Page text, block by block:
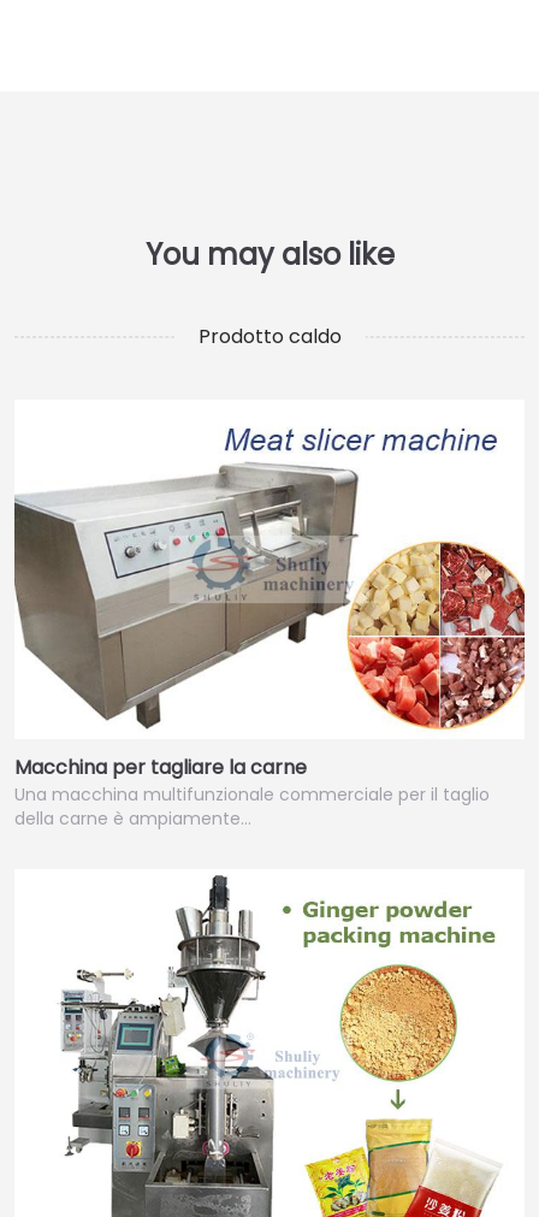
Prodotto caldo
Macchina per tagliare la carne
Una macchina multifunzionale commerciale per il taglio
della carne è ampiamente…